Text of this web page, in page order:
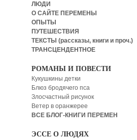
ЛЮДИ
О САЙТЕ ПЕРЕМЕНЫ
ОПЫТЫ
ПУТЕШЕСТВИЯ
ТЕКСТЫ (рассказы, книги и проч.)
ТРАНСЦЕНДЕНТНОЕ
РОМАНЫ И ПОВЕСТИ
Кукушкины детки
Блюз бродячего пса
Злосчастный рисунок
Ветер в оранжерее
ВСЕ БЛОГ-КНИГИ ПЕРЕМЕН
ЭССЕ О ЛЮДЯХ